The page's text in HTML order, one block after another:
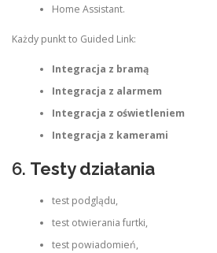
Home Assistant.
Każdy punkt to Guided Link:
Integracja z bramą
Integracja z alarmem
Integracja z oświetleniem
Integracja z kamerami
6. Testy działania
test podglądu,
test otwierania furtki,
test powiadomień,